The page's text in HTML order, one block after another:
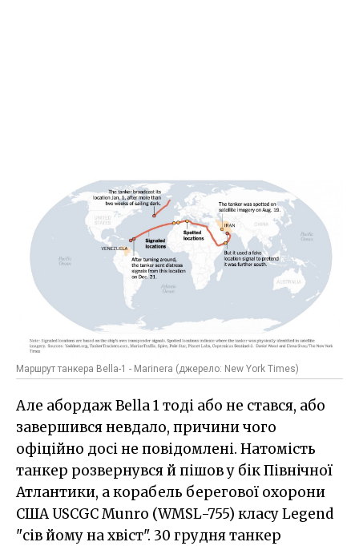
Маршрут танкера Bella-1 - Marinera (джерело: New York Times)
Але абордаж Bella 1 тоді або не стався, або
завершився невдало, причини чого
офіційно досі не повідомлені. Натомість
танкер розвернувся й пішов у бік Північної
Атлантики, а корабель берегової охорони
США USCGC Munro (WMSL-755) класу Legend
"сів йому на хвіст". 30 грудня танкер